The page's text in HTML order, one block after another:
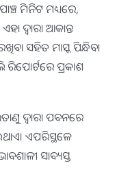
ମିନିଟ ମଧ୍ୟରେ,
ଦ୍ୱାରା ଆକାନ୍ତ
ସହିତ ମାସ୍କ ପିନ୍ଧିବା
ରିପୋର୍ଟରେ ପ୍ରକାଶ
ଦ୍ୱାରା ପବନରେ
ଏପରିସ୍ଥଳେ
ସାବ୍ୟସ୍ତ